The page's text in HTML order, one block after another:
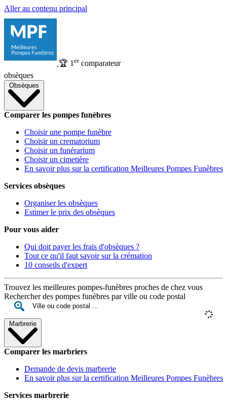
Aller au contenu principal
🏆 1 ercomparateur
obsèques
Obsèques
Comparer les pompes funèbres
Choisir une pompe funèbre
Choisir un crematorium
Choisir un funérarium
Choisir un cimetière
En savoir plus sur la certification Meilleures Pompes Funèbres
Services obsèques
Organiser les obsèques
Estimer le prix des obsèques
Pour vous aider
Qui doit payer les frais d'obsèques ?
Tout ce qu'il faut savoir sur la crémation
10 conseils d'expert
Trouvez les meilleures pompes-funèbres proches de chez vous
Rechercher des pompes funèbres par ville ou code postal
Marbrerie
Comparer les marbriers
Demande de devis marbrerie
En savoir plus sur la certification Meilleures Pompes Funèbres
Services marbrerie